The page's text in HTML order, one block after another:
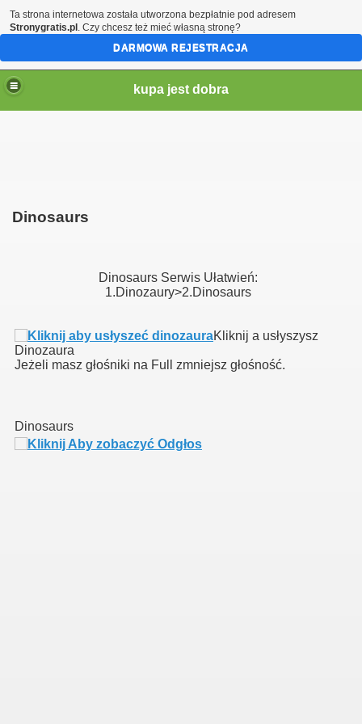
kupa jest dobra
Dinosaurs
Dinosaurs Serwis Ułatwień:
1.Dinozaury>2.Dinosaurs
Kliknij a usłyszysz
Dinozaura
Jeżeli masz głośniki na Full zmniejsz głośność.
Dinosaurs
Ta strona internetowa została utworzona bezpłatnie pod adresem
Stronygratis.pl . Czy chcesz też mieć własną stronę?
DARMOWA REJESTRACJA